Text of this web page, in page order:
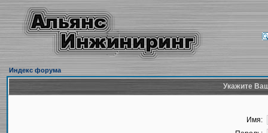
Индекс форума
Укажите
Имя: